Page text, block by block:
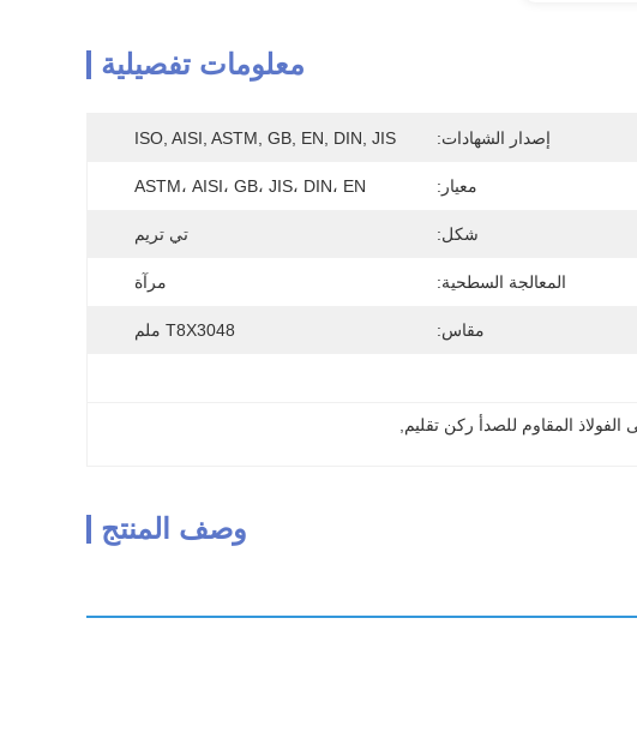
معلومات تفصيلية
إصدار الشهادات: ISO, AISI, ASTM, GB, EN, DIN, JIS
معيار: ASTM، AISI، GB، JIS، DIN، EN
شكل: تي تريم
المعالجة السطحية: مرآة
مقاس: T8X3048 ملم
وصف المنتج